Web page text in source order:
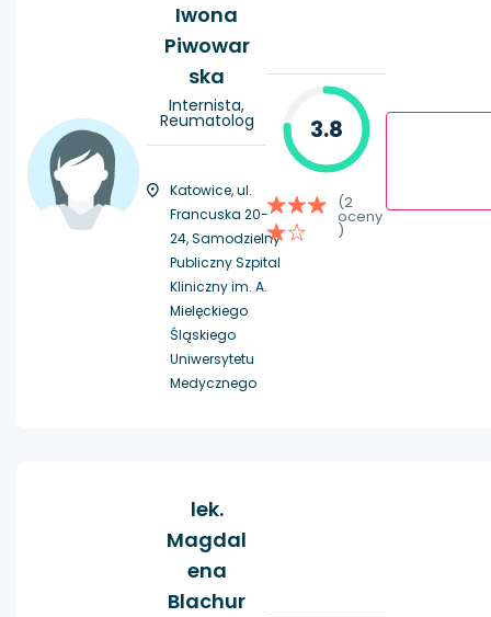
Iwona
Piwowar
ska
Internista,
Reumatolog
Katowice, ul.
Francuska 20-
24, Samodzielny
Publiczny Szpital
Kliniczny im. A.
Mielęckiego
Śląskiego
Uniwersytetu
Medycznego
3.8
(2
oceny
)
lek.
Magdal
ena
Blachur